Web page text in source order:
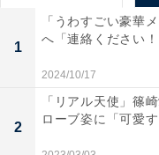
1
「うわすごい豪華
へ「連絡ください
2024/10/17
2
「リアル天使」篠
ローブ姿に「可愛